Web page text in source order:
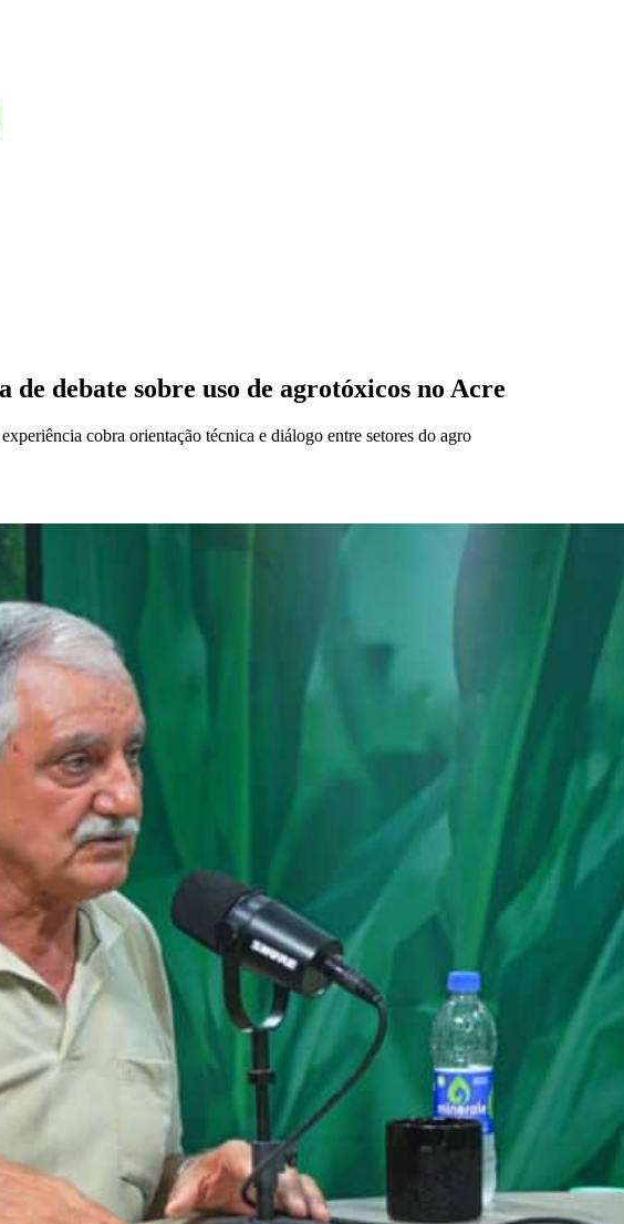
debate sobre uso de agrotóxicos no Acre
cobra orientação técnica e diálogo entre setores do agro